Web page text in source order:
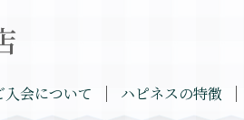
入会について ハピネスの特徴